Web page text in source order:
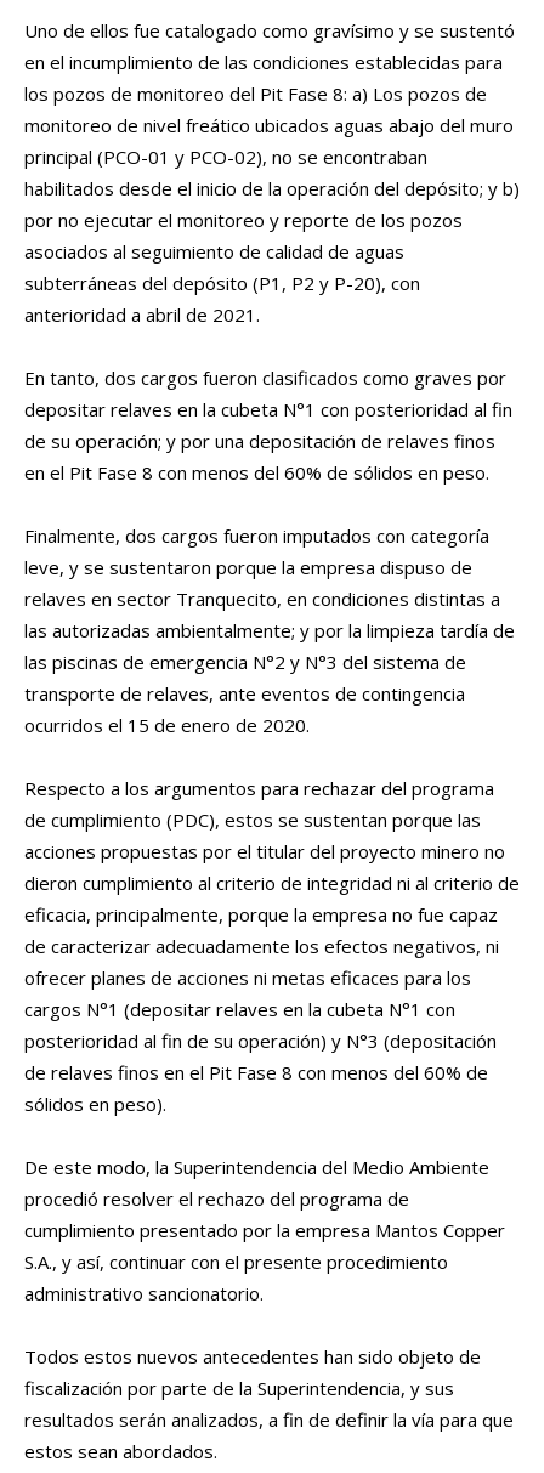
Uno de ellos fue catalogado como gravísimo y se sustentó
en el incumplimiento de las condiciones establecidas para
los pozos de monitoreo del Pit Fase 8: a) Los pozos de
monitoreo de nivel freático ubicados aguas abajo del muro
principal (PCO-01 y PCO-02), no se encontraban
habilitados desde el inicio de la operación del depósito; y b)
por no ejecutar el monitoreo y reporte de los pozos
asociados al seguimiento de calidad de aguas
subterráneas del depósito (P1, P2 y P-20), con
anterioridad a abril de 2021.
En tanto, dos cargos fueron clasificados como graves por
depositar relaves en la cubeta N°1 con posterioridad al fin
de su operación; y por una depositación de relaves finos
en el Pit Fase 8 con menos del 60% de sólidos en peso.
Finalmente, dos cargos fueron imputados con categoría
leve, y se sustentaron porque la empresa dispuso de
relaves en sector Tranquecito, en condiciones distintas a
las autorizadas ambientalmente; y por la limpieza tardía de
las piscinas de emergencia N°2 y N°3 del sistema de
transporte de relaves, ante eventos de contingencia
ocurridos el 15 de enero de 2020.
Respecto a los argumentos para rechazar del programa
de cumplimiento (PDC), estos se sustentan porque las
acciones propuestas por el titular del proyecto minero no
dieron cumplimiento al criterio de integridad ni al criterio de
eficacia, principalmente, porque la empresa no fue capaz
de caracterizar adecuadamente los efectos negativos, ni
ofrecer planes de acciones ni metas eficaces para los
cargos N°1 (depositar relaves en la cubeta N°1 con
posterioridad al fin de su operación) y N°3 (depositación
de relaves finos en el Pit Fase 8 con menos del 60% de
sólidos en peso).
De este modo, la Superintendencia del Medio Ambiente
procedió resolver el rechazo del programa de
cumplimiento presentado por la empresa Mantos Copper
S.A., y así, continuar con el presente procedimiento
administrativo sancionatorio.
Todos estos nuevos antecedentes han sido objeto de
fiscalización por parte de la Superintendencia, y sus
resultados serán analizados, a fin de definir la vía para que
estos sean abordados.